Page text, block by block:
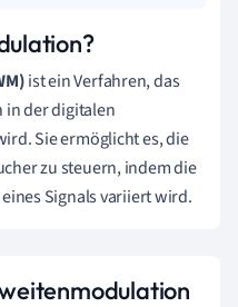
ist ein Verfahren, das
in der digitalen
Sie ermöglicht es, die
zu steuern, indem die
Signals variiert wird.